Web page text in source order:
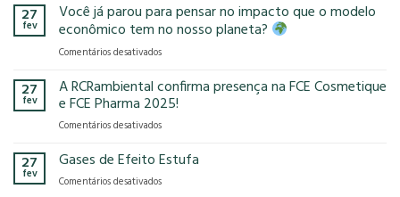
27
fev
Você já parou para pensar no impacto que o modelo
econômico tem no nosso planeta?
Comentários desativadosem
já
parou
para
pensar
impacto
o
27
fev
A RCRambiental confirma presença na FCE Cosmetique
e FCE Pharma 2025!
Comentários desativadosem
RCRambiental
presença
27
fev
Gases de Efeito Estufa
Comentários desativadosem